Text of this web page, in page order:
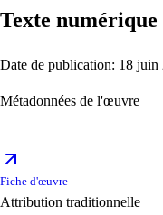
Texte
Date de publication: 18 juin
Métadonnées de l'œuvre
Fiche d'œuvre
Attribution traditionnelle